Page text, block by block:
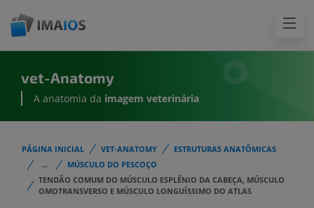
vet-Anatomy
A anatomia da imagem veterinária
PÁGINA INICIAL VET-ANATOMY
ESTRUTURAS ANATÔMICAS
...
MÚSCULO DO PESCOÇO
TENDÃO COMUM DO MÚSCULO ESPLÊNIO DA CABEÇA, MÚSCULO
OMOTRANSVERSO E MÚSCULO LONGUÍSSIMO DO ATLAS